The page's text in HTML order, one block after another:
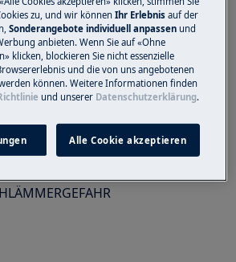
wenn du Wartungs- oder
mit Federn durchführst.
zu, und wir könnenIhr Erlebnisauf der
Sonderangebote individuell anpassen und
anbieten. Wenn Sie auf «Ohne
klicken, blockieren Sie nicht essenzielle
und die von uns angebotenen
können. Weitere Informationen finden
und unserer Datenschutzerklärung.
Alle Cookie akzeptieren